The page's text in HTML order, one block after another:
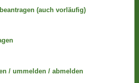
(auch vorläufig)
/ ummelden / abmelden